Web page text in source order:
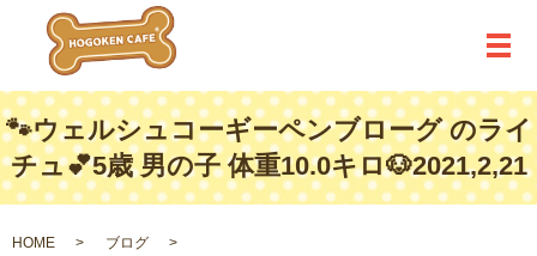
メ
🐾ウェルシュコーギーペンブローグ のライ
チュ💕5歳 男の子 体重10.0キロ🐶2021,2,21
HOME
ブログ